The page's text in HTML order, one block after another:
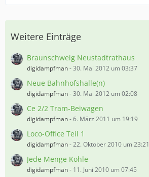
Weitere Einträge
Braunschweig Neustadtrathaus
digidampfman-30. Mai 2012 um 03:37
Neue Bahnhofshalle(n)
digidampfman-30. Mai 2012 um 02:08
Ce 2/2 Tram-Beiwagen
digidampfman-6. März 2011 um 19:19
Loco-Office Teil 1
digidampfman-22. Oktober 2010 um 23:21
Jede Menge Kohle
digidampfman- 11. Juni 2010 um 07:45